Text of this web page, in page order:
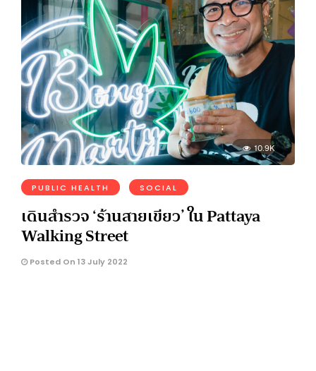
10.9K
PUBLIC HEALTH SOCIAL
เดินสำรวจ ‘ร้านสายเขียว’ ใน Pattaya
Walking Street
Posted On 13 July 2022